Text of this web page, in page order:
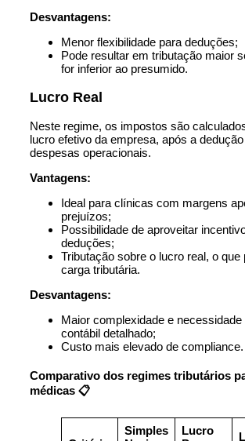
Desvantagens:
Menor flexibilidade para deduções;
Pode resultar em tributação maior
for inferior ao presumido.
Lucro Real
Neste regime, os impostos são
lucro efetivo da empresa, após a
despesas operacionais.
Vantagens:
Ideal para clínicas com margens
prejuízos;
Possibilidade de aproveitar
deduções;
Tributação sobre o lucro real, o que
carga tributária.
Desvantagens:
Maior complexidade e necessidade
contábil detalhado;
Custo mais elevado de compliance.
Comparativo dos regimes tributários
médicas 📋
Simples
Lucro